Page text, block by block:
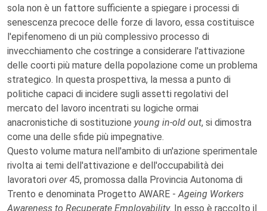
sola non è un fattore sufficiente a spiegare i processi di
senescenza precoce delle forze di lavoro, essa costituisce
l'epifenomeno di un più complessivo processo di
invecchiamento che costringe a considerare l'attivazione
delle coorti più mature della popolazione come un problema
strategico. In questa prospettiva, la messa a punto di
politiche capaci di incidere sugli assetti regolativi del
mercato del lavoro incentrati su logiche ormai
anacronistiche di sostituzione young in-old out, si dimostra
come una delle sfide più impegnative.
Questo volume matura nell'ambito di un'azione sperimentale
rivolta ai temi dell'attivazione e dell'occupabilità dei
lavoratori over 45, promossa dalla Provincia Autonoma di
Trento e denominata Progetto AWARE -Ageing Workers
Awareness to Recuperate Employability. In esso è raccolto il